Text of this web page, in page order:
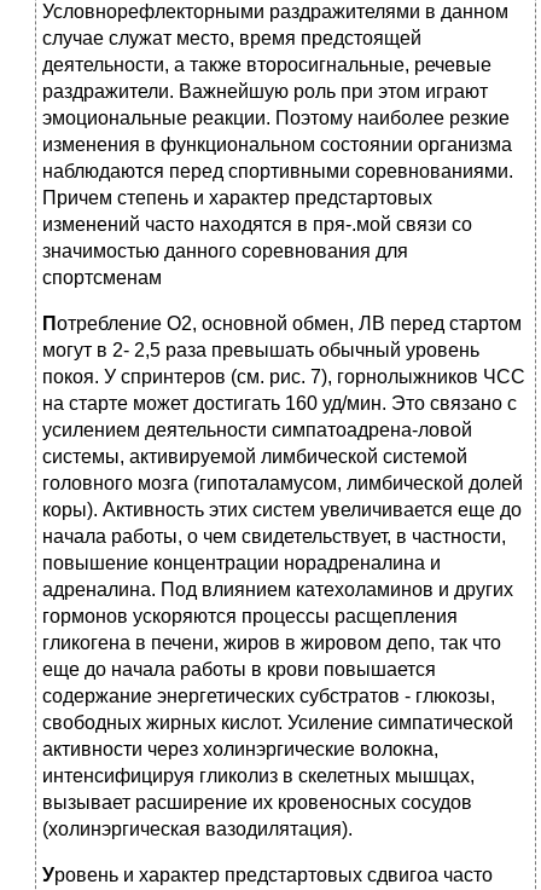
Условнорефлекторными раздражителями в данном
случае служат место, время предстоящей
деятельности, а также второсигнальные, речевые
раздражители. Важнейшую роль при этом играют
эмоциональные реакции. Поэтому наиболее резкие
изменения в функциональном состоянии организма
наблюдаются перед спортивными соревнованиями.
Причем степень и характер предстартовых
изменений часто находятся в пря-.мой связи со
значимостью данного соревнования для
спортсменам
Потребление О2, основной обмен, ЛВ перед стартом
могут в 2- 2,5 раза превышать обычный уровень
покоя. У спринтеров (см. рис. 7), горнолыжников ЧСС
на старте может достигать 160 уд/мин. Это связано с
усилением деятельности симпатоадрена-ловой
системы, активируемой лимбической системой
головного мозга (гипоталамусом, лимбической долей
коры). Активность этих систем увеличивается еще до
начала работы, о чем свидетельствует, в частности,
повышение концентрации норадреналина и
адреналина. Под влиянием катехоламинов и других
гормонов ускоряются процессы расщепления
гликогена в печени, жиров в жировом депо, так что
еще до начала работы в крови повышается
содержание энергетических субстратов - глюкозы,
свободных жирных кислот. Усиление симпатической
активности через холинэргические волокна,
интенсифицируя гликолиз в скелетных мышцах,
вызывает расширение их кровеносных сосудов
(холинэргическая вазодилятация).
Уровень и характер предстартовых сдвигоа часто